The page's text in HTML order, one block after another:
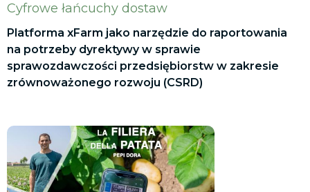
Cyfrowe łańcuchy dostaw
Platforma xFarm jako narzędzie do raportowania
na potrzeby dyrektywy w sprawie
sprawozdawczości przedsiębiorstw w zakresie
zrównoważonego rozwoju (CSRD)